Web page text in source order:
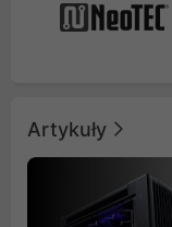
Artykuły